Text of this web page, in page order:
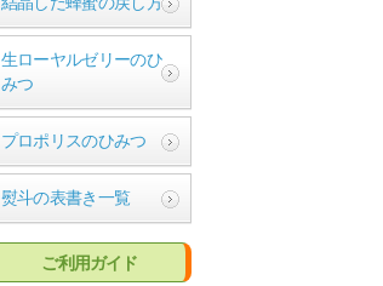
生ローヤルゼリーのひ
みつ
プロポリスのひみつ
熨斗の表書き一覧
ご利用ガイド